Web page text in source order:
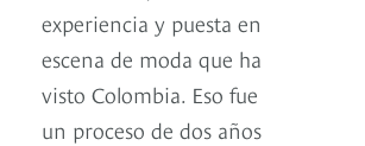
experiencia y puesta en
escena de moda que ha
visto Colombia. Eso fue
un proceso de dos años